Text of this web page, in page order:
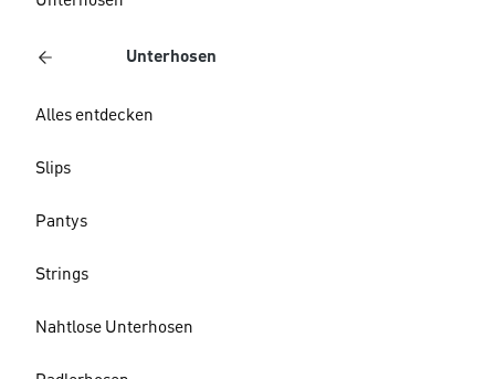
Unterhosen
Alles entdecken
Slips
Pantys
Strings
Nahtlose Unterhosen